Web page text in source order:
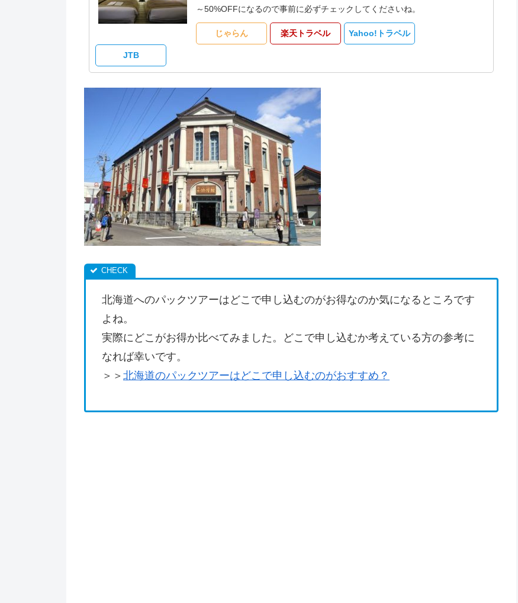
～50%OFFになるので事前に必ずチェックしてくださいね。
じゃらん 楽天トラベル Yahoo!トラベル
JTB
北海道へのパックツアーはどこで申し込むのがお得なのか気になるところです
よね。
実際にどこがお得か比べてみました。どこで申し込むか考えている方の参考に
なれば幸いです。
＞＞ 北海道のパックツアーはどこで申し込むのがおすすめ？